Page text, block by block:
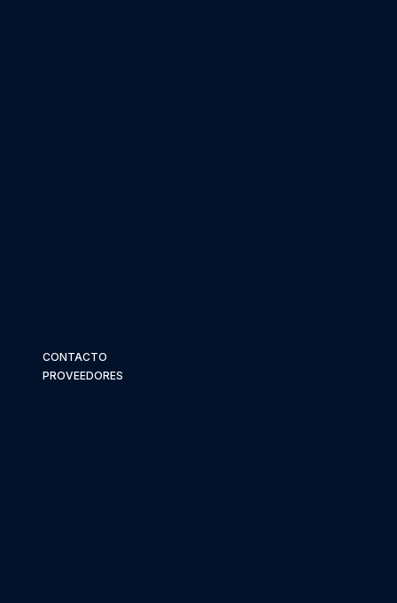
CONTACTO
PROVEEDORES